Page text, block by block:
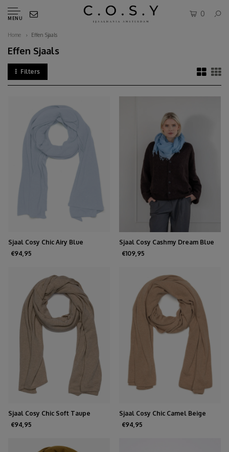
MENU
0
Home Effen Sjaals
Effen Sjaals
Filters
Sjaal Cosy Chic Airy Blue
€94,95
Sjaal Cosy Cashmy Dream Blue
€109,95
Sjaal Cosy Chic Soft Taupe
Melee
€94,95
Sjaal Cosy Chic Camel Beige
€94,95